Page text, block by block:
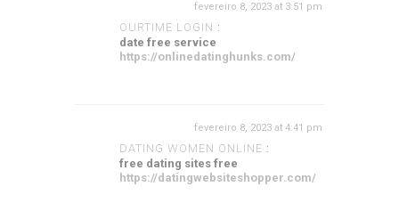
OURTIME LOGIN :
fevereiro 8, 2023 at 3:51 pm
date free service
https://onlinedatinghunks.com/
DATING WOMEN ONLINE :
fevereiro 8, 2023 at 4:41 pm
free dating sites free
https://datingwebsiteshopper.com/